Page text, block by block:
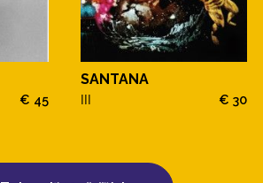
€ 45
SANTANA
III € 30